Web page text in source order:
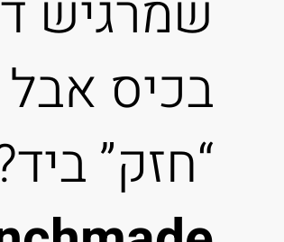
שמרגיש
בכיס אבל
“חזק”